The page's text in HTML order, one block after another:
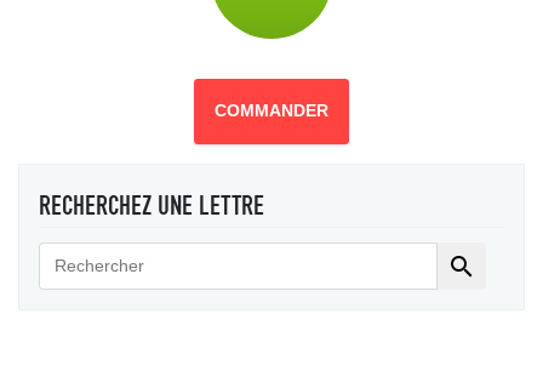
COMMANDER
RECHERCHEZ UNE LETTRE
